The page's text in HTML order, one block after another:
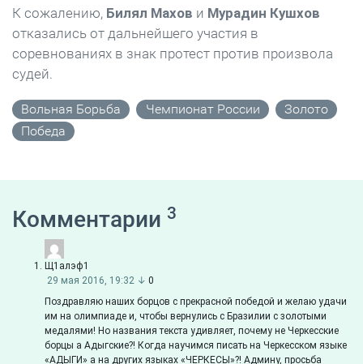
К сожалению, Билял Махов и Мурадин Кушхов
отказались от дальнейшего участия в
соревнованиях в знак протест против произвола
судей.
Вольная Борьба Чемпионат России
Золото
Победа
Комментарии 3
Щ1алэф1
29 мая 2016, 19:32 ↓ 0
Поздравляю наших борцов с прекрасной победой и желаю удачи
им на олимпиаде и, чтобы вернулись с Бразилии с золотыми
медалями! Но названия текста удивляет, почему не Черкесские
борцы а Адыгские?! Когда научимся писать на Черкесском языке
«АДЫГИ» а на других языках «ЧЕРКЕСЫ»?! Админу, просьба